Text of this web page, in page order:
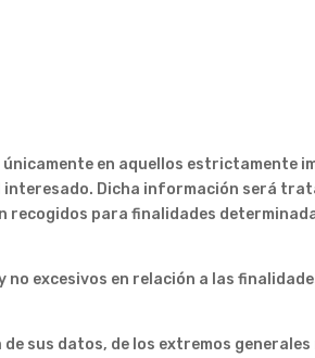
en aquellos estrictamente
Dicha información será
para finalidades
excesivos en relación a las
sus datos, de los extremos